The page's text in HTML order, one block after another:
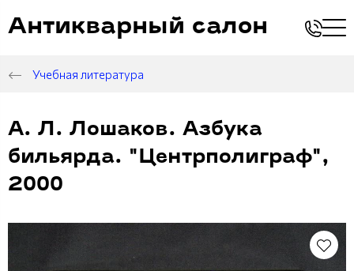
Антикварный салон
Учебная литература
А. Л. Лошаков. Азбука
бильярда. "Центрполиграф",
2000